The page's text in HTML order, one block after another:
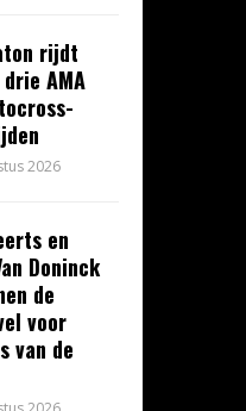
rijdt
AMA
2026
en
Doninck
de
voor
van de